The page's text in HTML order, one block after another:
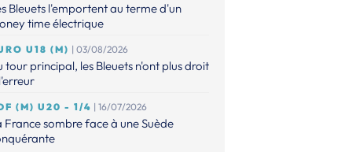
Bleuets l'emportent au terme d'un
time électrique
U18 (M) | 03/08/2026
tour principal, les Bleuets n'ont plus droit
(M) U20 - 1/4 | 16/07/2026
France sombre face à une Suède